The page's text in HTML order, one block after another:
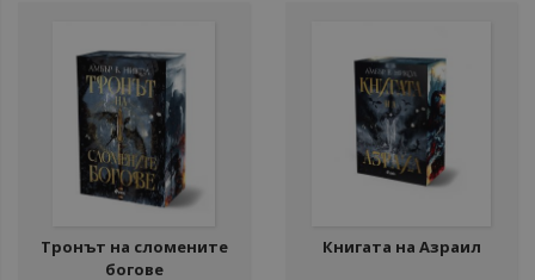
Тронът на сломените
богове
Книгата на Азраил